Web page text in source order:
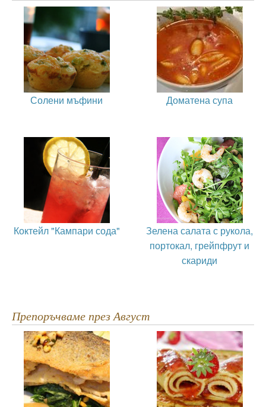
Солени мъфини Доматена супа
Коктейл "Кампари сода"
Зелена салата с рукола,
портокал, грейпфрут и
скариди
Препоръчваме през Август